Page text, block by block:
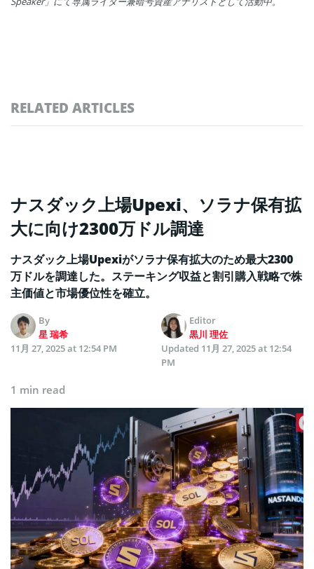
RELATED ARTICLES
ナスダック上場Upexi、ソラナ保有拡
大に向け2300万ドル調達
ナスダック上場Upexiがソラナ保有拡大のため最大2300
万ドルを調達した。ステーキング収益と割引購入戦略で株
主価値と市場優位性を確立。
By
星 瑞希
Editor
黒川 理佐
11月 27, 2025 at 12:54 PM
Updated 11月 27, 2025 at 12:54
PM
1 min read